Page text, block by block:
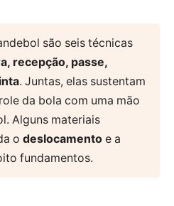
são seis técnicas
recepção, passe,
. Juntas, elas sustentam
da bola com uma mão
Alguns materiais
o deslocamentoe a
fundamentos.